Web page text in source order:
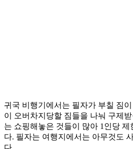
귀국 비행기에서는 필자가 부칠 짐
이 오버차지당할 짐들을 나눠 구제
는 쇼핑해놓은 것들이 많아 1인당 제
다. 필자는 여행지에서는 아무것도